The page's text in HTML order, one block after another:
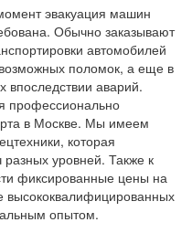
эвакуация машин
Обычно заказывают
автомобилей
поломок, а еще в
впоследствии аварий.
профессионально
в Москве. Мы имеем
которая
уровней. Также к
фиксированные цены на
высококвалифицированных
опытом.